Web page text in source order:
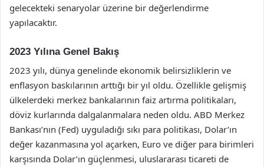
gelecekteki senaryolar üzerine bir değerlendirme
yapılacaktır.
2023 Yılına Genel Bakış
2023 yılı, dünya genelinde ekonomik belirsizliklerin ve
enflasyon baskılarının arttığı bir yıl oldu. Özellikle gelişmiş
ülkelerdeki merkez bankalarının faiz artırma politikaları,
döviz kurlarında dalgalanmalara neden oldu. ABD Merkez
Bankası’nın (Fed) uyguladığı sıkı para politikası, Dolar’ın
değer kazanmasına yol açarken, Euro ve diğer para birimleri
karşısında Dolar’ın güçlenmesi, uluslararası ticareti de